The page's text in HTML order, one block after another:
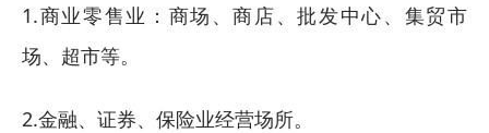
1.商业零售业：商场、商店、批发中心、集贸市
场、超市等。
2.金融、证券、保险业经营场所。